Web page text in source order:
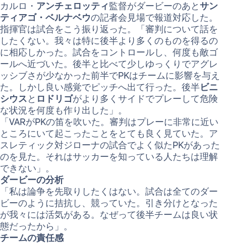
カルロ・ アンチェロッティ監督がダービーのあとサン
ティアゴ・ベルナベウの記者会見場で報道対応した。
指揮官は試合をこう振り返った。「審判について話を
したくない。我々は特に後半より多くのものを得るの
に相応しかった。試合をコントロールし、何度も敵ゴ
ールへ近づいた。後半と比べて少しゆっくりでアグレ
ッシブさが少なかった前半でPKはチームに影響を与え
た。しかし良い感覚でピッチへ出て行った。後半ビニ
シウスと ロドリゴがより多くサイドでプレーして危険
な状況を何度も作り出した」。
「VARがPKの笛を吹いた。審判はプレーに非常に近い
ところにいて起こったことをとても良く見ていた。ア
スレティック対ジローナの試合でよく似たPKがあった
のを見た。それはサッカーを知っている人たちは理解
できない」。
ダービーの分析
「私は論争を先取りしたくはない。試合は全てのダー
ビーのように拮抗し、競っていた。引き分けとなった
が我々には活気がある。なぜって後半チームは良い状
態だったから」。
チームの責任感